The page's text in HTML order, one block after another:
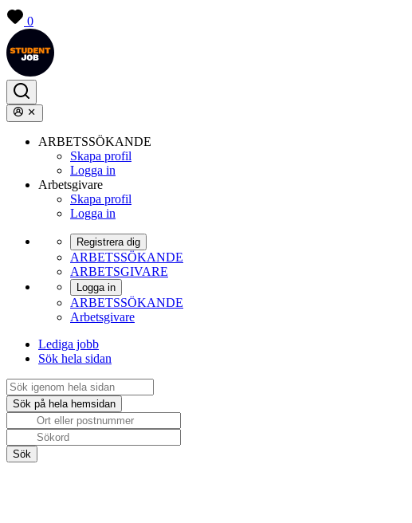
0
ARBETSSÖKANDE
Skapa profil
Logga in
Arbetsgivare
Skapa profil
Logga in
Registrera dig
ARBETSSÖKANDE
ARBETSGIVARE
Logga in
ARBETSSÖKANDE
Arbetsgivare
Lediga jobb
Sök hela sidan